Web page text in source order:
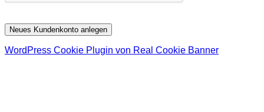
Neues Kundenkonto anlegen
WordPress Cookie Plugin von Real Cookie Banner